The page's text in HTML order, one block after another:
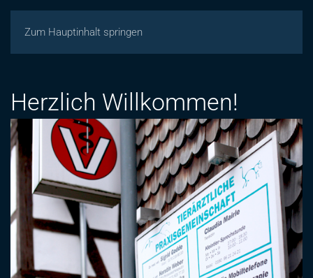
Zum Hauptinhalt springen
Herzlich Willkommen!